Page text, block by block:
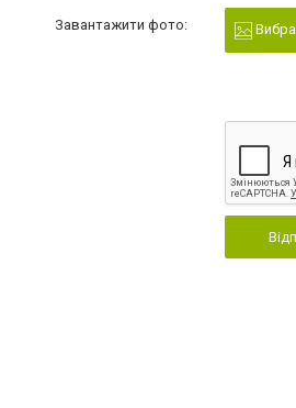
Завантажити фото: